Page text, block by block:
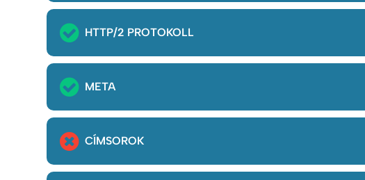
HTTP/2 PROTOKOLL
META
CÍMSOROK